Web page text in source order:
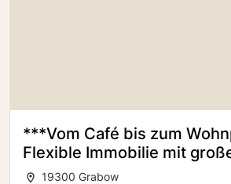
***Vom Café bis zum
Flexible Immobilie mit
Entwicklungspotenzial***
19300 Grabow